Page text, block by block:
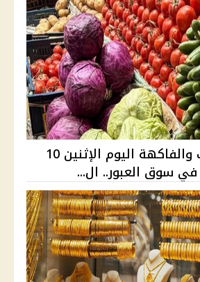
أسعار الخضروات والفاكهة اليوم الإثنين 10